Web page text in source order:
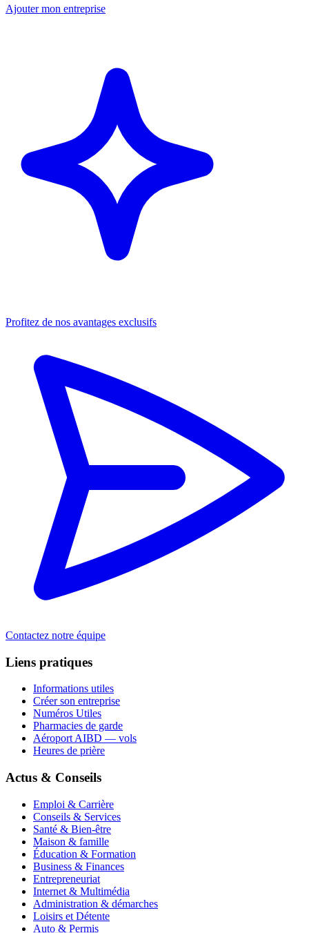
Ajouter mon entreprise
Profitez de nos avantages exclusifs
Contactez notre équipe
Liens pratiques
Informations utiles
Créer son entreprise
Numéros Utiles
Pharmacies de garde
Aéroport AIBD — vols
Heures de prière
Actus & Conseils
Emploi & Carrière
Conseils & Services
Santé & Bien-être
Maison & famille
Éducation & Formation
Business & Finances
Entrepreneuriat
Internet & Multimédia
Administration & démarches
Loisirs et Détente
Auto & Permis